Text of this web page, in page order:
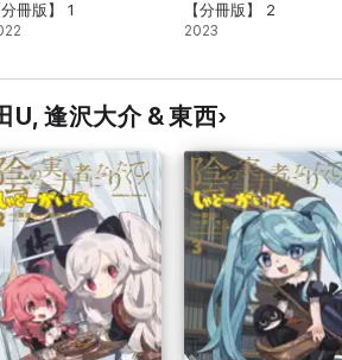
分冊版】 1
【分冊版】 2
2023
逢沢大介 & 東西